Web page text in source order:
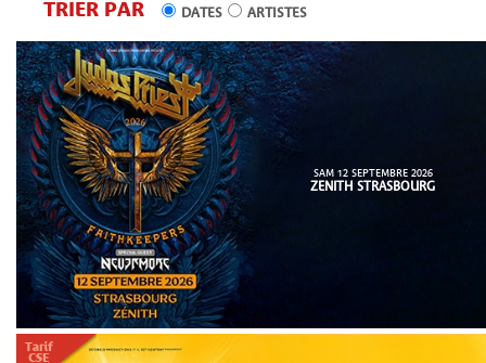
TRIER PAR DATES ARTISTES
SAM 12 SEPTEMBRE 2026
ZENITH STRASBOURG